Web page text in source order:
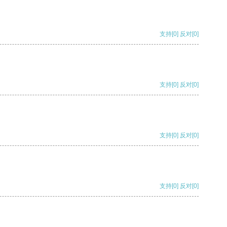
支持[0] 反对[0]
支持[0] 反对[0]
支持[0] 反对[0]
支持[0] 反对[0]